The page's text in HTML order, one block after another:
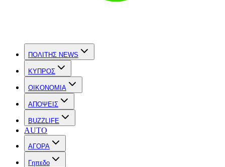
ΠΟΛΙΤΗΣ NEWS
ΚΥΠΡΟΣ
OIKONOMIA
ΑΠΟΨΕΙΣ
BUZZLIFE
AUTO
ΑΓΟΡΑ
Γηπεδο